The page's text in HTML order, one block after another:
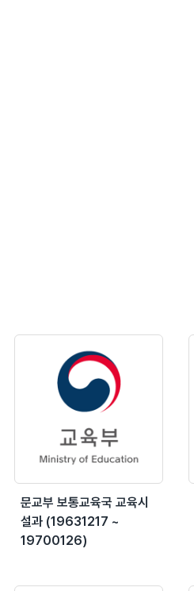
문교부 보통교육국 교육시
설과 (19631217 ~
19700126)